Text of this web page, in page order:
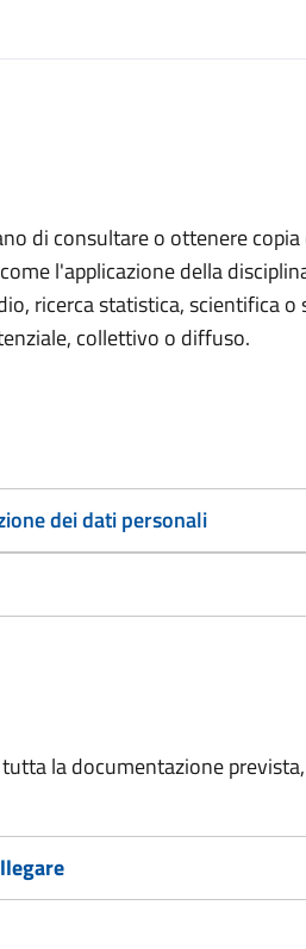
di consultare o ottenere
l'applicazione della
ricerca statistica, scientifica o
collettivo o diffuso.
dei dati personali
la documentazione